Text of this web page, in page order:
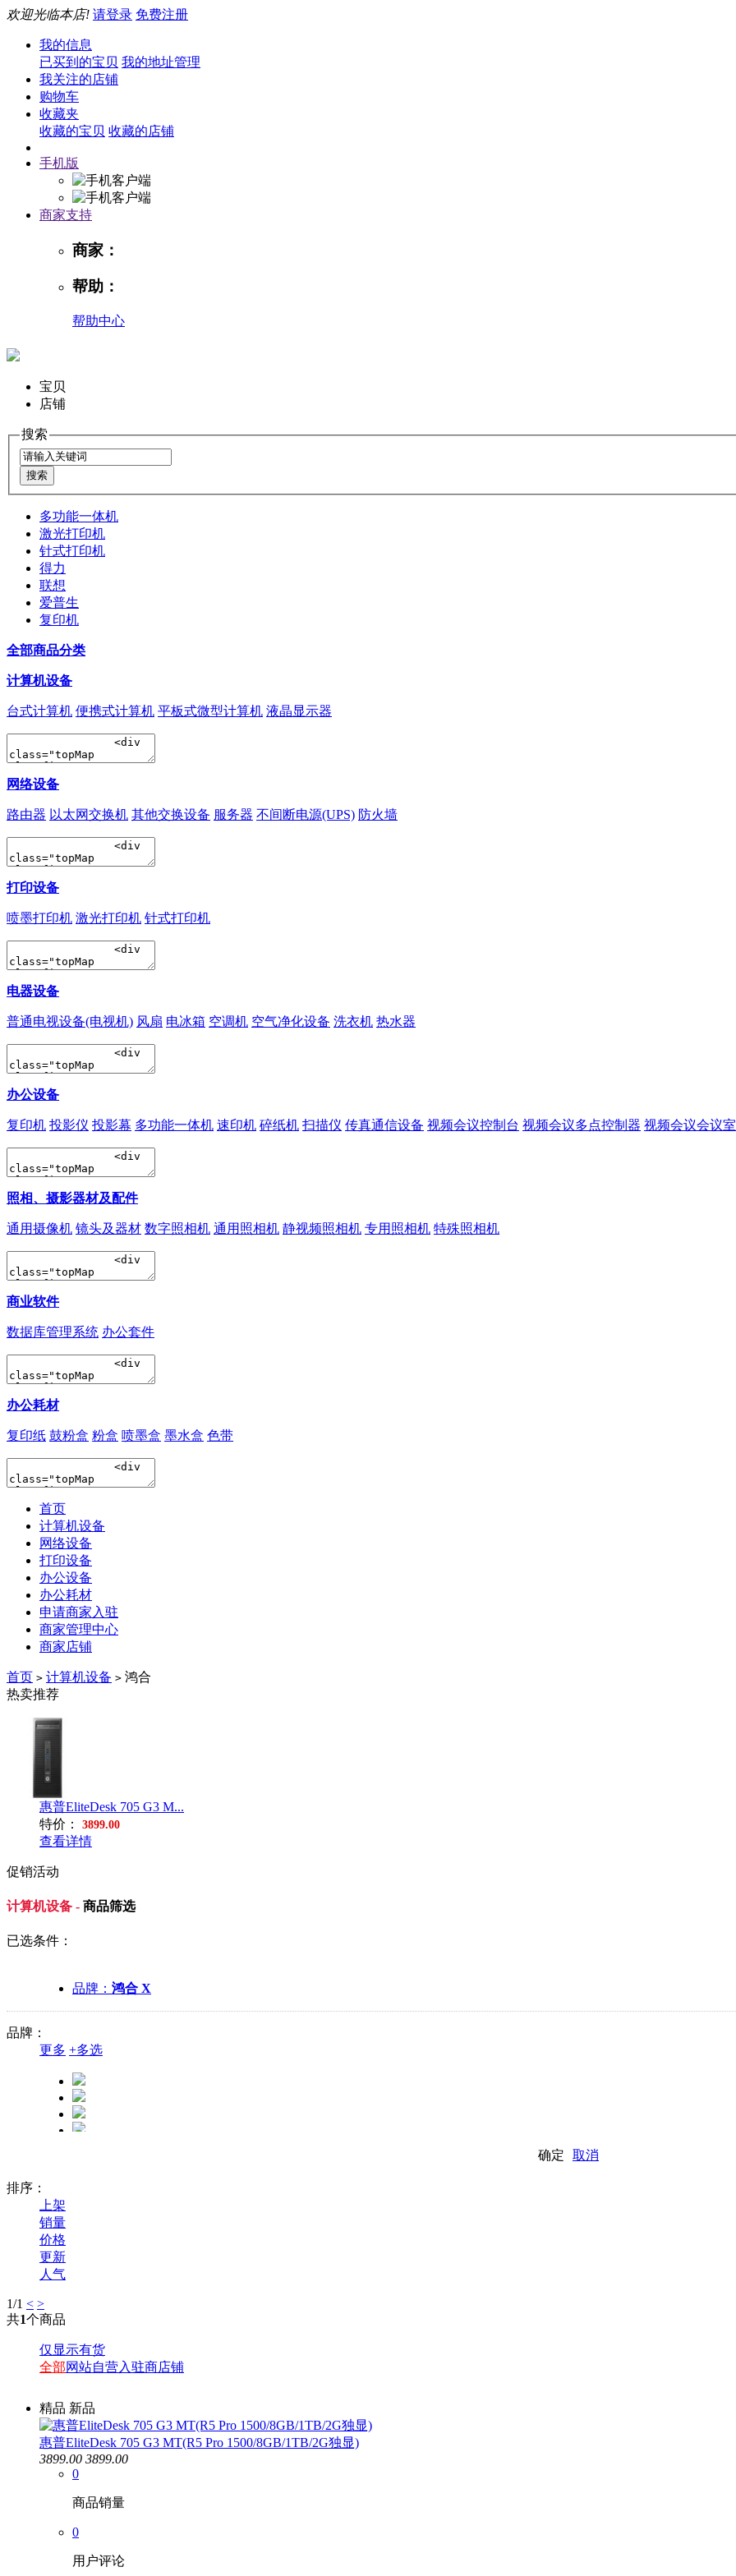
欢迎光临本店! 请登录 免费注册
我的信息
已买到的宝贝 我的地址管理
我关注的店铺
购物车
收藏夹
收藏的宝贝 收藏的店铺
手机版
商家支持
商家：
帮助：
帮助中心
宝贝
店铺
搜索
多功能一体机
激光打印机
针式打印机
得力
联想
爱普生
复印机
全部商品分类
计算机设备
台式计算机 便携式计算机 平板式微型计算机 液晶显示器
网络设备
路由器 以太网交换机 其他交换设备 服务器 不间断电源(UPS) 防火墙
打印设备
喷墨打印机 激光打印机 针式打印机
电器设备
普通电视设备(电视机) 风扇 电冰箱 空调机 空气净化设备 洗衣机 热水器
办公设备
复印机 投影仪 投影幕 多功能一体机 速印机 碎纸机 扫描仪 传真通信设备 视频会议控制台 视频会议多点控制器 视频会议会议
照相、摄影器材及配件
通用摄像机 镜头及器材 数字照相机 通用照相机 静视频照相机 专用照相机 特殊照相机
商业软件
数据库管理系统 办公套件
办公耗材
复印纸 鼓粉盒 粉盒 喷墨盒 墨水盒 色带
首页
计算机设备
网络设备
打印设备
办公设备
办公耗材
申请商家入驻
商家管理中心
商家店铺
首页 > 计算机设备 > 鸿合
热卖推荐
惠普EliteDesk 705 G3 M...
特价：
3899.00
查看详情
促销活动
计算机设备 - 商品筛选
已选条件：
品牌： 鸿合 X
品牌：
更多 +多选
确定 取消
排序：
上架
销量
价格
更新
人气
1/1 < >
共1个商品
仅显示有货
全部网站自营入驻商店铺
精品 新品
惠普EliteDesk 705 G3 MT(R5 Pro 1500/8GB/1TB/2G独显)
3899.00 3899.00
0
商品销量
0
用户评论